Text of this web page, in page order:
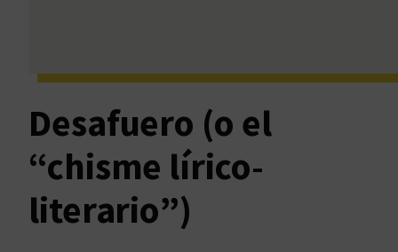
Desafuero (o el
“chisme lírico-
literario”)